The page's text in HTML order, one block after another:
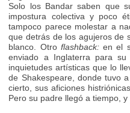
Solo los Bandar saben que
impostura colectiva y poco
tampoco parece molestar a
que detrás de los agujeros de
blanco. Otro flashback:en el
enviado a Inglaterra para
inquietudes artísticas que lo
de Shakespeare, donde tuvo
cierto, sus aficiones
Pero su padre llegó a tiempo,